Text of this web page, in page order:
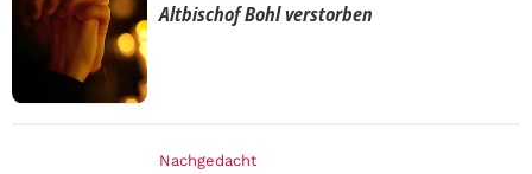
Altbischof Bohl verstorben
Nachgedacht